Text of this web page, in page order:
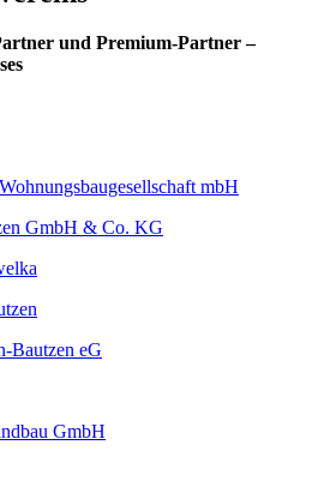
und Premium-Partner –